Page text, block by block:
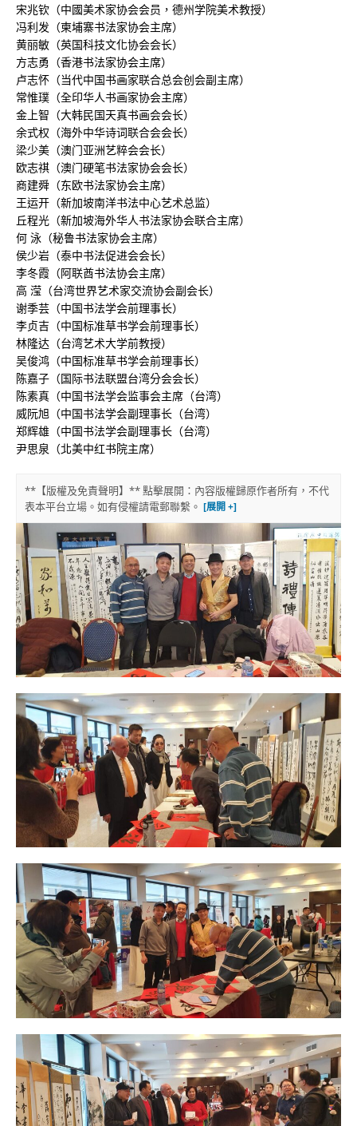
宋兆钦（中國美术家协会会员，德州学院美术教授）
冯利发（柬埔寨书法家协会主席）
黄丽敏（英国科技文化协会会长）
方志勇（香港书法家协会主席）
卢志怀（当代中国书画家联合总会创会副主席）
常惟璞（全印华人书画家协会主席）
金上智（大韩民国天真书画会会长）
余式权（海外中华诗词联合会会长）
梁少美（澳门亚洲艺粹会会长）
欧志祺（澳门硬笔书法家协会会长）
商建舜（东欧书法家协会主席）
王运开（新加坡南洋书法中心艺术总监）
丘程光（新加坡海外华人书法家协会联合主席）
何 泳（秘鲁书法家协会主席）
侯少岩（泰中书法促进会会长）
李冬霞（阿联酋书法协会主席）
高 滢（台湾世界艺术家交流协会副会长）
谢季芸（中国书法学会前理事长）
李贞吉（中国标准草书学会前理事长）
林隆达（台湾艺术大学前教授）
吴俊鸿（中国标准草书学会前理事长）
陈嘉子（国际书法联盟台湾分会会长）
陈素真（中国书法学会监事会主席（台湾）
威阮旭（中国书法学会副理事长（台湾）
郑辉雄（中国书法学会副理事长（台湾）
尹思泉（北美中红书院主席）
**【版權及免責聲明】** 點擊展開：內容版權歸原作者所有，不代
表本平台立場。如有侵權請電郵聯繫。